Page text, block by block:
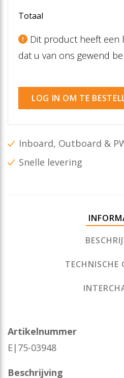
Totaal
Dit product heeft een
dat u van ons gewend
LOG IN OM TE
Inboard, Outboard &
Snelle levering
TECHNISCHE
Artikelnummer
E|75-03948
Beschrijving